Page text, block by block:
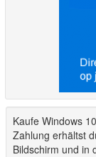
Kaufe Windows
Zahlung erhältst
Bildschirm und in